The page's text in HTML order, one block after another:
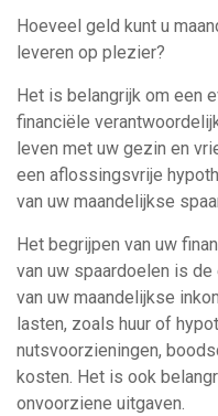
Hoeveel geld kunt u
leveren op plezier?
Het is belangrijk om een
financiële
leven met uw gezin en
een aflossingsvrije
van uw maandelijkse
Het begrijpen van uw
van uw spaardoelen is
van uw maandelijkse
lasten, zoals huur of
nutsvoorzieningen,
kosten. Het is ook
onvoorziene uitgaven.